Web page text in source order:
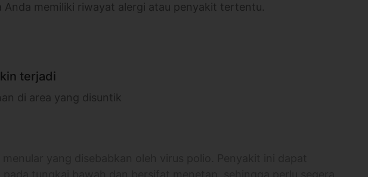
Anda memiliki riwayat alergi atau penyakit tertentu.
terjadi
di area yang disuntik